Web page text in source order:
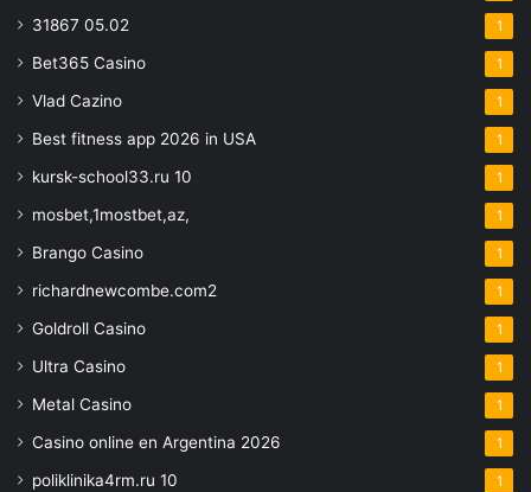
31867 05.02 1
Bet365 Casino 1
Vlad Cazino 1
Best fitness app 2026 in USA 1
kursk-school33.ru 10 1
mosbet,1mostbet,az, 1
Brango Casino 1
richardnewcombe.com2 1
Goldroll Casino 1
Ultra Casino 1
Metal Casino 1
Casino online en Argentina 2026 1
poliklinika4rm.ru 10 1